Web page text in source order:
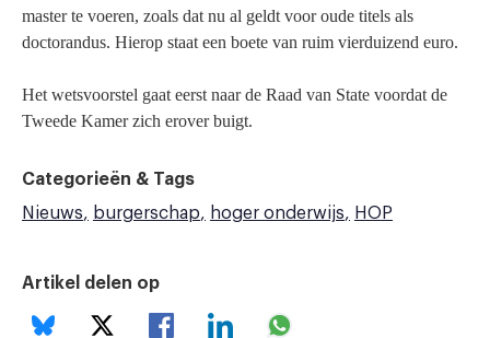
master te voeren, zoals dat nu al geldt voor oude titels als
doctorandus. Hierop staat een boete van ruim vierduizend euro.
Het wetsvoorstel gaat eerst naar de Raad van State voordat de
Tweede Kamer zich erover buigt.
Categorieën & Tags
Nieuws
burgerschap hoger onderwijs HOP
Artikel delen op